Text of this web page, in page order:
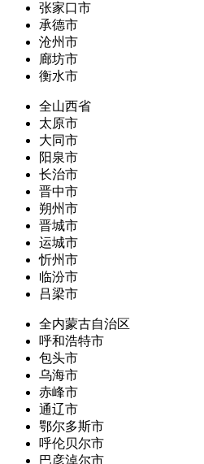
张家口市
承德市
沧州市
廊坊市
衡水市
全山西省
太原市
大同市
阳泉市
长治市
晋中市
朔州市
晋城市
运城市
忻州市
临汾市
吕梁市
全内蒙古自治区
呼和浩特市
包头市
乌海市
赤峰市
通辽市
鄂尔多斯市
呼伦贝尔市
巴彦淖尔市